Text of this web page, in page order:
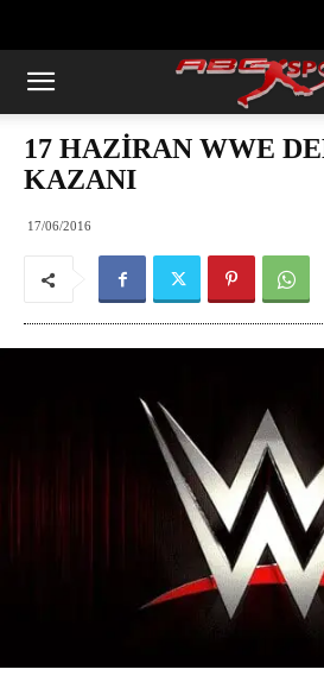
17 HAZİRAN WWE
KAZANI
17/06/2016